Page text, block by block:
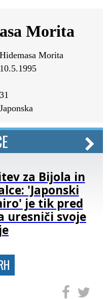
Morita
Hidemasa Morita
10.5.1995
31
Japonska
za Bijola in
'Japonski
je tik pred
uresniči svoje